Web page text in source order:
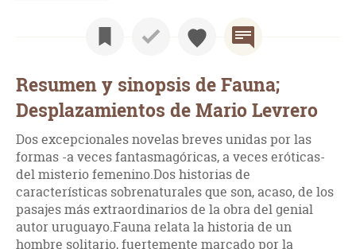
Resumen y sinopsis de Fauna;
Desplazamientos de Mario Levrero
Dos excepcionales novelas breves unidas por las
formas -a veces fantasmagóricas, a veces eróticas-
del misterio femenino.Dos historias de
características sobrenaturales que son, acaso, de los
pasajes más extraordinarios de la obra del genial
autor uruguayo.Fauna relata la historia de un
hombre solitario, fuertemente marcado por la